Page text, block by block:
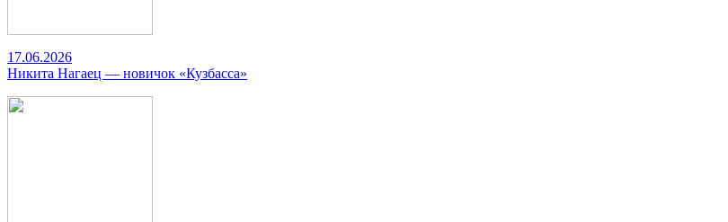
17.06.2026
Никита Нагаец — новичок «Кузбасса»